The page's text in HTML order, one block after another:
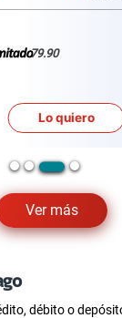
Ver más
79.90
Lo quiero
débito o